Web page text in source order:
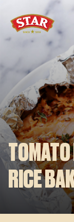
Skip to content
RICE